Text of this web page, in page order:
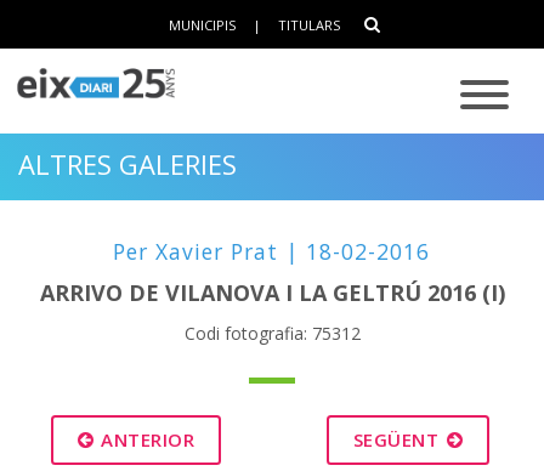
MUNICIPIS | TITULARS
ALTRES GALERIES
Per Xavier Prat | 18-02-2016
ARRIVO DE VILANOVA I LA GELTRÚ 2016 (I)
Codi fotografia: 75312
ANTERIOR SEGÜENT